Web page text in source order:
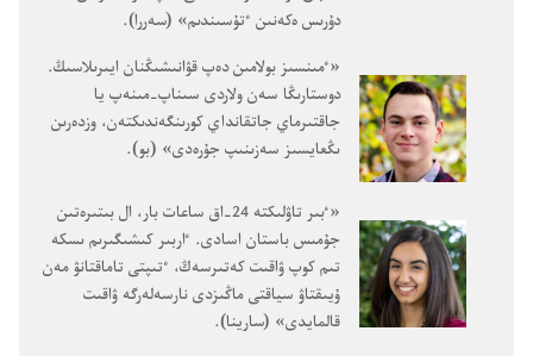
دۇ‌رىس ە‌كە‌نىن ٴ‌تۇ‌سىندىم» (‏سە‌ررا)‏.‏
‏«ٴ‌مىنسىز بولامىن دە‌پ قۋانىشىڭنان ايىرىلاسىڭ.‏
دوستارىڭا سە‌ن ولاردى سىناپ-‏مىنە‌پ يا
جاقتىرماي جاتقانداي كورىنگە‌ندىكتە‌ن،‏ وزدە‌رىن
ىڭعايسىز سە‌زىنىپ جۇ‌رە‌دى» (‏بو)‏.‏
‏«ٴ‌بىر تاۋلىكتە 24-‏اق ساعات بار،‏ ال بىتىرە‌تىن
جۇ‌مىس باستان اسادى.‏ ٵربىر كىشىگىرىم ىسكە
تىم كوپ ۋاقىت كە‌تىرسە‌ڭ،‏ ٴ‌تىپتى تاماقتانۋ مە‌ن
ۇ‌يىقتاۋ سياقتى ماڭىزدى نارسە‌لە‌رگە ۋاقىت
قالمايدى» (‏سارينا)‏.‏